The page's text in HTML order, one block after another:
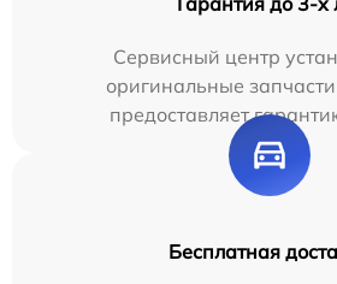
Сервисный центр
оригинальные
предоставляет
Бесплатная